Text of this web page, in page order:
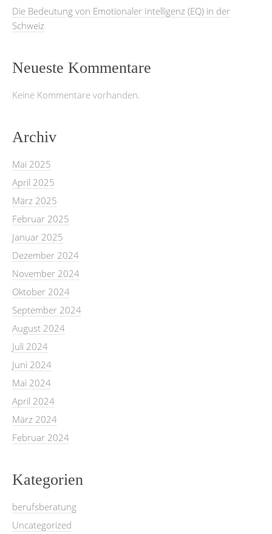
Die Bedeutung von Emotionaler Intelligenz (EQ) in der
Schweiz
Neueste Kommentare
Keine Kommentare vorhanden.
Archiv
Mai 2025
April 2025
März 2025
Februar 2025
Januar 2025
Dezember 2024
November 2024
Oktober 2024
September 2024
August 2024
Juli 2024
Juni 2024
Mai 2024
April 2024
März 2024
Februar 2024
Kategorien
berufsberatung
Uncategorized